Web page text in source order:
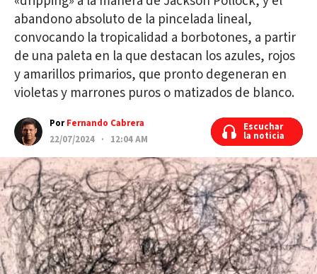
abandono absoluto de la pincelada lineal,
convocando la tropicalidad a borbotones, a partir
de una paleta en la que destacan los azules, rojos
y amarillos primarios, que pronto degeneran en
violetas y marrones puros o matizados de blanco.
PorFernando Cabrera
22/07/2024 · 12:04 AM
Escuchar
la noticia
Escuchar
la noticia